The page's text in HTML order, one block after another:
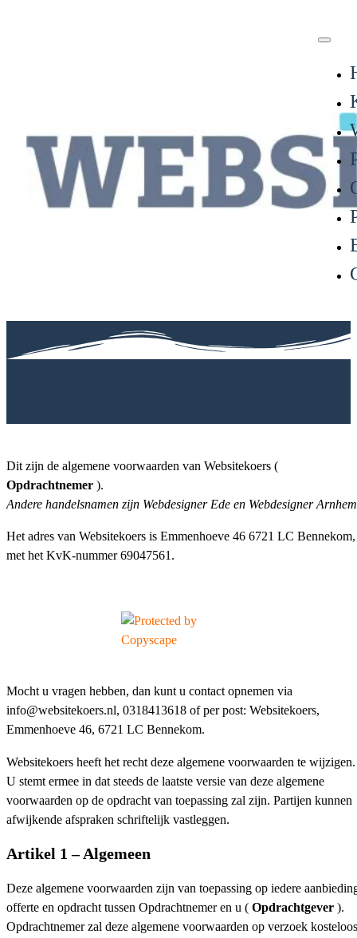
Dit zijn de algemene voorwaarden van Websitekoers (
Opdrachtnemer ).
Andere handelsnamen zijn Webdesigner Ede en Webdesigner Arnhem
Het adres van Websitekoers is Emmenhoeve 46 6721 LC Bennekom,
met het KvK-nummer 69047561.
Mocht u vragen hebben, dan kunt u contact opnemen via
info@websitekoers.nl, 0318413618 of per post: Websitekoers,
Emmenhoeve 46, 6721 LC Bennekom.
Websitekoers heeft het recht deze algemene voorwaarden te wijzigen.
U stemt ermee in dat steeds de laatste versie van deze algemene
voorwaarden op de opdracht van toepassing zal zijn. Partijen kunnen
afwijkende afspraken schriftelijk vastleggen.
Artikel 1 – Algemeen
Deze algemene voorwaarden zijn van toepassing op iedere
offerte en opdracht tussen Opdrachtnemer en u ( Opdrachtgever ).
Opdrachtnemer zal deze algemene voorwaarden op verzoek kosteloos